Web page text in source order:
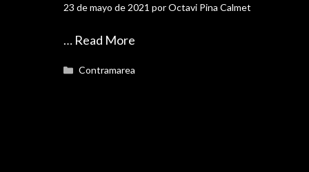
23 de mayo de 2021 porOctavi Pina Calmet
… Read More
Categorías
Contramarea